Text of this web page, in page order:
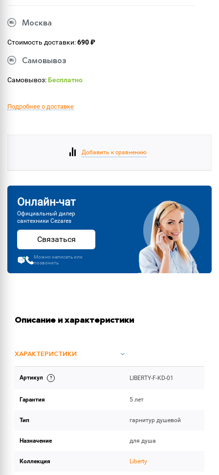
Москва
Стоимость доставки:690 ₽
Самовывоз
Самовывоз:Бесплатно
Подробнее о доставке
Добавить к сравнению
Онлайн-чат
Официальный дилер
сантехники Cezares
Связаться
Можно написать или
позвонить
Описание и характеристики
ХАРАКТЕРИСТИКИ
ОБЪЕМ ПОСТАВКИ
Артикул LIBERTY-F-KD-01
Гарантия 5 лет
Тип гарнитур душевой
Назначение для душа
Коллекция Liberty